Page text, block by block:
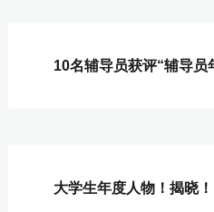
大学生年度人物！揭晓！